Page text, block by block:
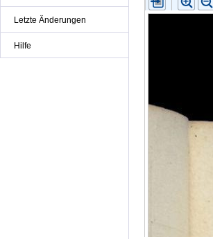
Letzte Änderungen
Hilfe